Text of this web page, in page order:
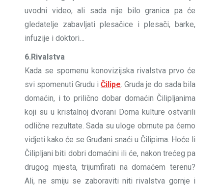
uvodni video, ali sada nije bilo granica pa će
gledatelje zabavljati plesačice i plesači, barke,
infuzije i doktori…
6.Rivalstva
Kada se spomenu konovizijska rivalstva prvo će
svi spomenuti Grudu i Čilipe . Gruda je do sada bila
domaćin, i to prilično dobar domaćin Čilipljanima
koji su u kristalnoj dvorani Doma kulture ostvarili
odlične rezultate. Sada su uloge obrnute pa ćemo
vidjeti kako će se Gruđani snaći u Čilipima. Hoće li
Čilipljani biti dobri domaćini ili će, nakon trećeg pa
drugog mjesta, trijumfirati na domaćem terenu?
Ali, ne smiju se zaboraviti niti rivalstva gornje i